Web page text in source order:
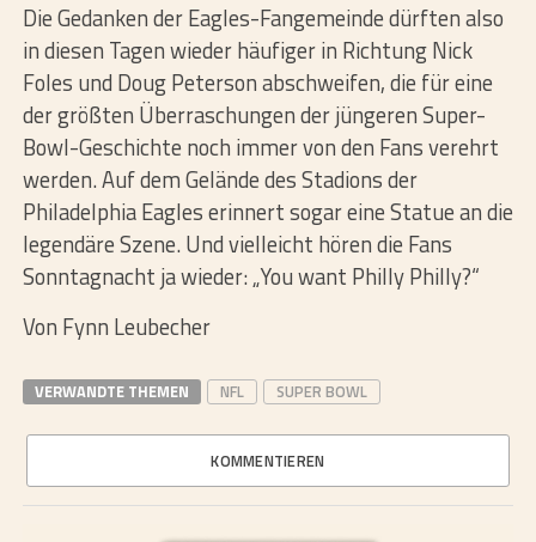
Die Gedanken der Eagles-Fangemeinde dürften also
in diesen Tagen wieder häufiger in Richtung Nick
Foles und Doug Peterson abschweifen, die für eine
der größten Überraschungen der jüngeren Super-
Bowl-Geschichte noch immer von den Fans verehrt
werden. Auf dem Gelände des Stadions der
Philadelphia Eagles erinnert sogar eine Statue an die
legendäre Szene. Und vielleicht hören die Fans
Sonntagnacht ja wieder: „You want Philly Philly?“
Von Fynn Leubecher
VERWANDTE THEMEN NFL SUPER BOWL
KOMMENTIEREN